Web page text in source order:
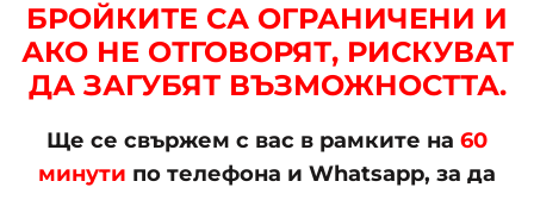
БРОЙКИТЕ СА ОГРАНИЧЕНИ И
АКО НЕ ОТГОВОРЯТ, РИСКУВАТ
ДА ЗАГУБЯТ ВЪЗМОЖНОСТТА.
Ще се свържем с вас в рамките на 60
минути по телефона и Whatsapp, за да